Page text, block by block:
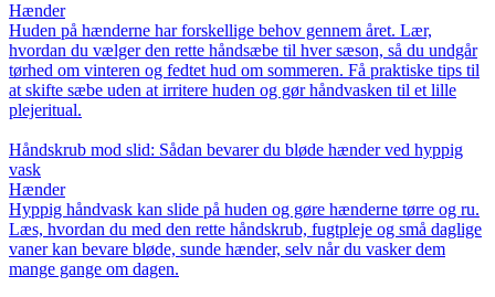
Hænder
Huden på hænderne har forskellige behov gennem året. Lær,
hvordan du vælger den rette håndsæbe til hver sæson, så du undgår
tørhed om vinteren og fedtet hud om sommeren. Få praktiske tips til
at skifte sæbe uden at irritere huden og gør håndvasken til et lille
plejeritual.
Håndskrub mod slid: Sådan bevarer du bløde hænder ved hyppig
vask
Hænder
Hyppig håndvask kan slide på huden og gøre hænderne tørre og ru.
Læs, hvordan du med den rette håndskrub, fugtpleje og små daglige
vaner kan bevare bløde, sunde hænder, selv når du vasker dem
mange gange om dagen.